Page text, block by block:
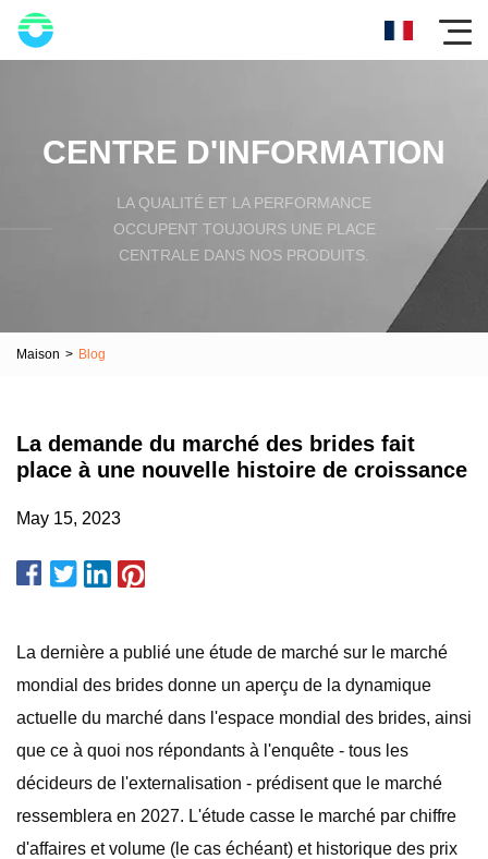
CENTRE D'INFORMATION
LA QUALITÉ ET LA PERFORMANCE
OCCUPENT TOUJOURS UNE PLACE
CENTRALE DANS NOS PRODUITS.
Maison > Blog
La demande du marché des brides fait
place à une nouvelle histoire de croissance
May 15, 2023
La dernière a publié une étude de marché sur le marché
mondial des brides donne un aperçu de la dynamique
actuelle du marché dans l'espace mondial des brides, ainsi
que ce à quoi nos répondants à l'enquête - tous les
décideurs de l'externalisation - prédisent que le marché
ressemblera en 2027. L'étude casse le marché par chiffre
d'affaires et volume (le cas échéant) et historique des prix